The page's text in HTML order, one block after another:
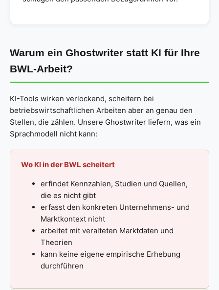
Warum ein Ghostwriter statt KI für Ihre
BWL-Arbeit?
KI-Tools wirken verlockend, scheitern bei
betriebswirtschaftlichen Arbeiten aber an genau den
Stellen, die zählen. Unsere Ghostwriter liefern, was ein
Sprachmodell nicht kann:
Wo KI in der BWL scheitert
erfindet Kennzahlen, Studien und Quellen,
die es nicht gibt
erfasst den konkreten Unternehmens- und
Marktkontext nicht
arbeitet mit veralteten Marktdaten und
Theorien
kann keine eigene empirische Erhebung
durchführen